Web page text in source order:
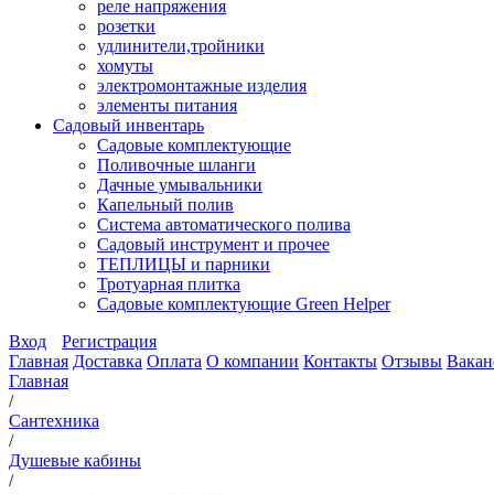
реле напряжения
розетки
удлинители,тройники
хомуты
электромонтажные изделия
элементы питания
Садовый инвентарь
Садовые комплектующие
Поливочные шланги
Дачные умывальники
Капельный полив
Система автоматического полива
Садовый инструмент и прочее
ТЕПЛИЦЫ и парники
Тротуарная плитка
Садовые комплектующие Green Helper
Вход
Регистрация
Главная Доставка Оплата О компании Контакты Отзывы
Главная
/
Сантехника
/
Душевые кабины
/